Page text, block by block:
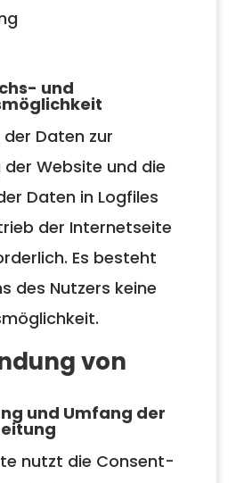
und
der Daten zur
Website und die
Daten in Logfiles
der Internetseite
Es besteht
des Nutzers keine
von
und Umfang der
nutzt die Consent-